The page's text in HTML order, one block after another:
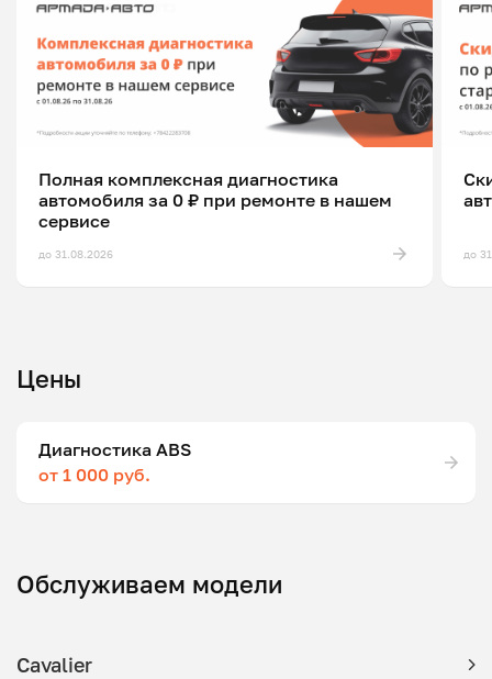
Полная комплексная диагностика
автомобиля за 0 ₽ при ремонте в нашем
сервисе
до 31.08.2026 до
Цены
Диагностика ABS
от 1 000 руб.
Обслуживаем модели
Cavalier